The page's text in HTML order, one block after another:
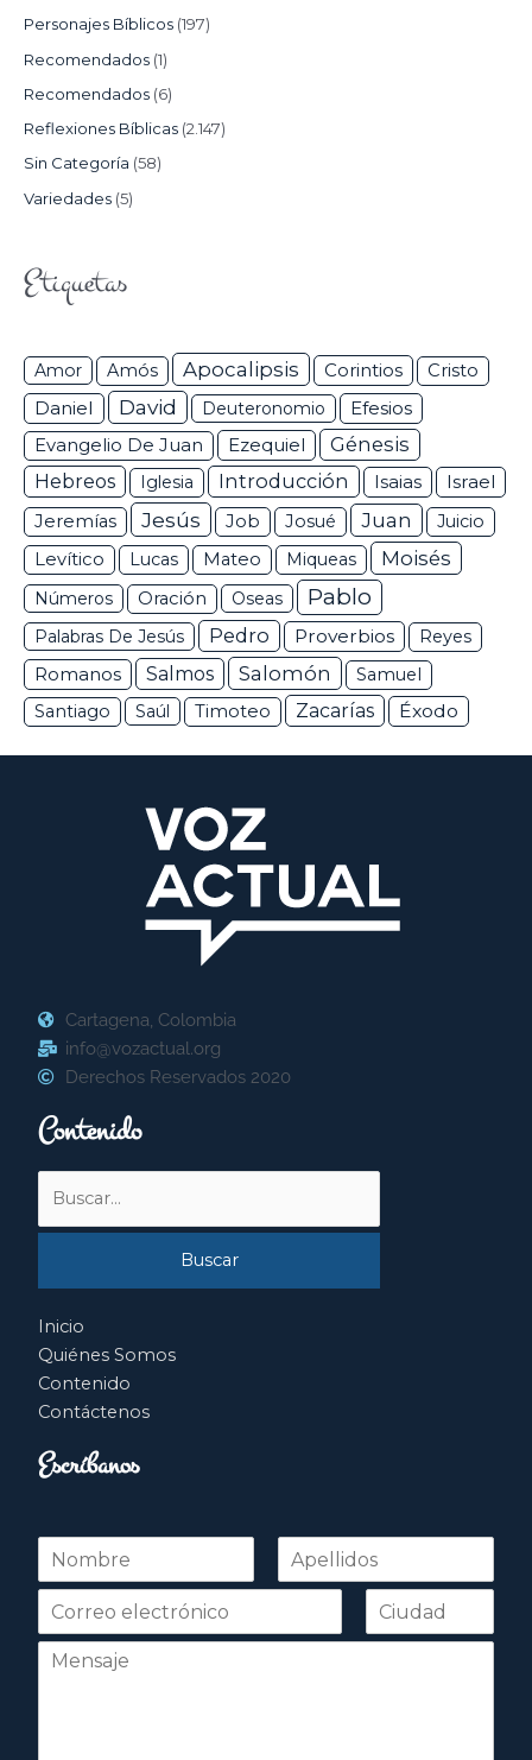
Personajes Bíblicos (197)
Recomendados (1)
Recomendados (6)
Reflexiones Bíblicas (2.147)
Sin Categoría (58)
Variedades (5)
Etiquetas
Amor Amós Apocalipsis Corintios Cristo
Daniel David Deuteronomio Efesios
Evangelio De Juan Ezequiel
Génesis
Hebreos
Iglesia Introducción Isaias Israel
Jeremías Jesús Job Josué Juan
Juicio
Levítico
Lucas Mateo Miqueas Moisés
Números Oración Oseas Pablo
Palabras De Jesús Pedro Proverbios Reyes
Romanos Salmos Salomón
Samuel
Santiago
Saúl Timoteo Zacarías Éxodo
Cartagena, Colombia
info@vozactual.org
Derechos Reservados 2020
Contenido
Inicio
Quiénes Somos
Contenido
Contáctenos
Escríbanos
N
m
r
Nombre Apellidos